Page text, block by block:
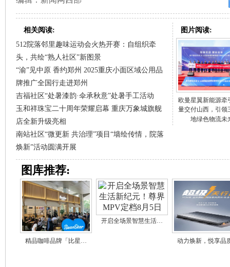
相关阅读:
512院落邻里趣味运动会火热开赛：自组织牵
头，共绘“熟人社区”新图景
“渝”见中原 香约郑州 2025重庆小面区域公用品
牌推广全国行走进郑州
吉福社区“处暑漆韵·伞承秋意”处暑手工活动
玉和祥珠宝二十周年荣耀启幕 重庆万象城旗舰
店全新升级亮相
南站社区“微更新 共治理”项目“墙绘传情，院落
焕新”活动圆满开展
图片阅读:
欧曼星翼新能源牵
量交付山西，引领
地绿色物流未
图库推荐:
精品咖啡品牌「比星…
开启全场景智慧生活…
动力焕新，悦享品